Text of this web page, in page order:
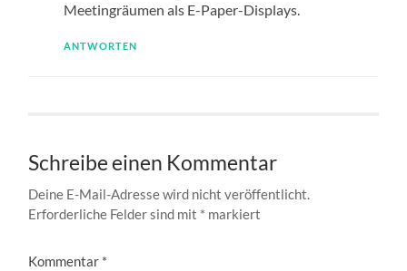
Meetingräumen als E-Paper-Displays.
ANTWORTEN
Schreibe einen Kommentar
Deine E-Mail-Adresse wird nicht veröffentlicht.
Erforderliche Felder sind mit * markiert
Kommentar *